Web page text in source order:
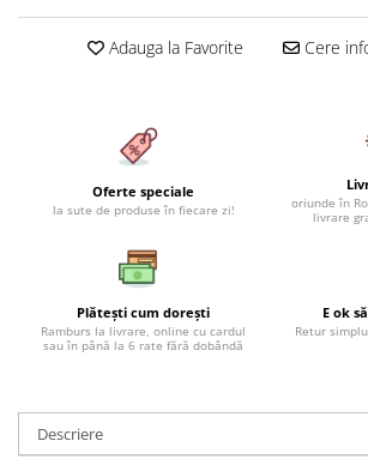
Bumbac Neted Nesatinat
Lenjerii Satin Premium
Lenjerii Jacquard
Lenjerii Creponate
Lenjerii pentru PASTE
Set Lenjerie + Draperii Pat Dublu
Adauga la Favorite Cere
Oferte speciale
la sute de produse în fiecare zi!
oriunde în
livrare
Plătești cum dorești
Ramburs la livrare, online cu cardul
sau în până la 6 rate fără dobândă
E ok
Retur
Descriere